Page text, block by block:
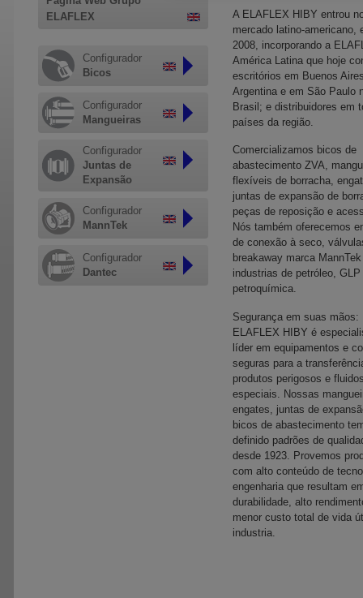
ELAFLEX
Configurador
Bicos
Configurador
Mangueiras
Configurador
Juntas de
Expansão
Configurador
MannTek
Configurador
Dantec
A ELAFLEX HIBY entrou
mercado latino-americano,
2008, incorporando a
América Latina que hoje
escritórios em Buenos
Argentina e em São Paulo
Brasil; e distribuidores em
países da região.
Comercializamos bicos de
abastecimento ZVA,
flexíveis de borracha,
juntas de expansão de
peças de reposição e
Nós também oferecemos
de conexão à seco,
breakaway marca
industrias de petróleo, GLP
petroquímica.
Segurança em suas mãos:
ELAFLEX HIBY é
líder em equipamentos e
seguras para a
produtos perigosos e
especiais. Nossas
engates, juntas de
bicos de abastecimento
definido padrões de
desde 1923. Provemos
com alto conteúdo de
engenharia que resultam
durabilidade, alto
menor custo total de vida
industria.